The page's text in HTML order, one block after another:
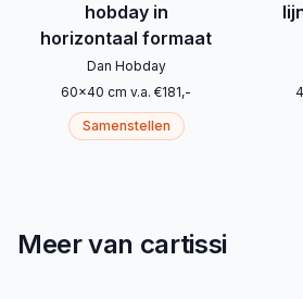
hobday in
horizontaal formaat
Dan Hobday
60x40 cm v.a. €181,-
Samenstellen
Meer van cartissi